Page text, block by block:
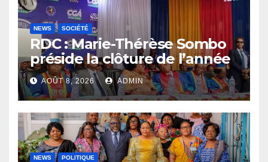
NEWS SOCIÉTÉ
RDC : Marie-Thérèse Sombo
préside la clôture de l’année
académique 2025-2026 à
l’UNIKIN
AOÛT 8, 2026 ADMIN
NEWS POLITIQUE